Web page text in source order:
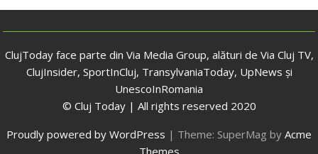
ClujToday face parte din Via Media Group, alături de Via Cluj TV,
ClujInsider, SportInCluj, TransylvaniaToday, UpNews și
UnescoInRomania
© Cluj Today | All rights reserved 2020
Proudly powered by WordPress | Theme: SuperMag by Acme